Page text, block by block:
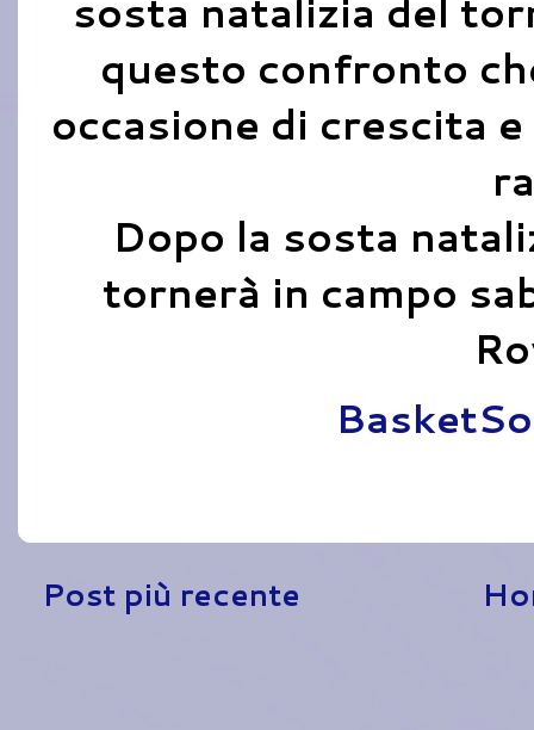
sosta natalizia del
questo confronto
occasione di crescita
Dopo la sosta
tornerà in campo
Post più recente